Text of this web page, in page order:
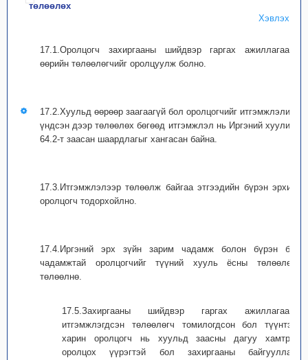
төлөөлөх
Хэвлэх
17.1.Оролцогч захиргааны шийдвэр гаргах ажиллагаанд
өөрийн төлөөлөгчийг оролцуулж болно.
17.2.Хуульд өөрөөр заагаагүй бол оролцогчийг итгэмжлэлийн
үндсэн дээр төлөөлөх бөгөөд итгэмжлэл нь Иргэний хуулийн
64.2-т заасан шаардлагыг хангасан байна.
17.3.Итгэмжлэлээр төлөөлж байгаа этгээдийн бүрэн эрхийг
оролцогч тодорхойлно.
17.4.Иргэний эрх зүйн зарим чадамж болон бүрэн бус
чадамжтай оролцогчийг түүний хууль ёсны төлөөлөгч
төлөөлнө.
17.5.Захиргааны шийдвэр гаргах ажиллагаанд
итгэмжлэгдсэн төлөөлөгч томилогдсон бол түүнтэй,
харин оролцогч нь хуульд заасны дагуу хамтран
оролцох үүрэгтэй бол захиргааны байгууллага